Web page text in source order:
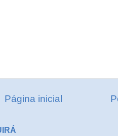
Página inicial